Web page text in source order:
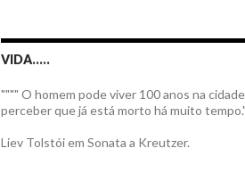
VIDA…..
"""" O homem pode viver 100 anos na
perceber que já está morto há muito
Liev Tolstói em Sonata a Kreutzer.